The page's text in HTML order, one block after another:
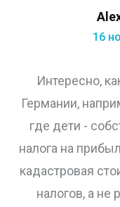
16
Интересно,
Германии,
где дети -
налога на
кадастровая
налогов, а не